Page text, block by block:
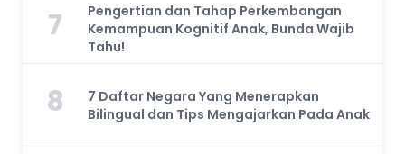
7
Pengertian dan Tahap Perkembangan
Kemampuan Kognitif Anak, Bunda Wajib
Tahu!
8
7 Daftar Negara Yang Menerapkan
Bilingual dan Tips Mengajarkan Pada Anak